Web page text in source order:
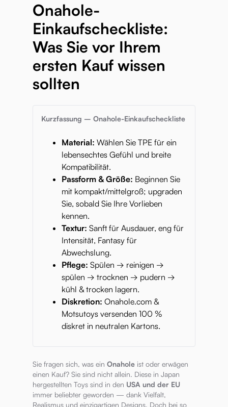
Onahole-
Einkaufscheckliste:
Was Sie vor Ihrem
ersten Kauf wissen
sollten
Kurzfassung – Onahole-Einkaufscheckliste
Material: Wählen Sie TPE für ein
lebensechtes Gefühl und breite
Kompatibilität.
Passform & Größe: Beginnen Sie
mit kompakt/mittelgroß; upgraden
Sie, sobald Sie Ihre Vorlieben
kennen.
Textur: Sanft für Ausdauer, eng für
Intensität, Fantasy für
Abwechslung.
Pflege: Spülen → reinigen →
spülen → trocknen → pudern →
kühl & trocken lagern.
Diskretion: Onahole.com &
Motsutoys versenden 100 %
diskret in neutralen Kartons.
Sie fragen sich, was ein Onahole ist oder erwägen
einen Kauf? Sie sind nicht allein. Diese in Japan
hergestellten Toys sind in den USA und der EU
immer beliebter geworden — dank Vielfalt,
Realismus und einzigartigen Designs. Doch bei so